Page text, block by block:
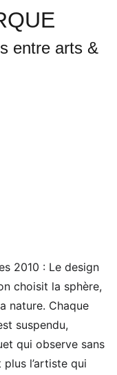
entre arts &
2010 : Le design
choisit la sphère,
nature. Chaque
suspendu,
qui observe sans
plus l’artiste qui